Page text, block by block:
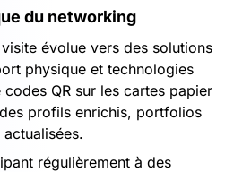
du networking
évolue vers des solutions
physique et technologies
QR sur les cartes papier
profils enrichis, portfolios
régulièrement à des